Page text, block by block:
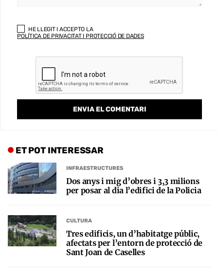
HE LLEGIT I ACCEPTO LA
POLÍTICA DE PRIVACITAT I PROTECCIÓ DE DADES
ET POT INTERESSAR
INFRAESTRUCTURES
Dos anys i mig d’obres i 3,3 milions
per posar al dia l’edifici de la Policia
CULTURA
Tres edificis, un d’habitatge públic,
afectats per l’entorn de protecció de
Sant Joan de Caselles